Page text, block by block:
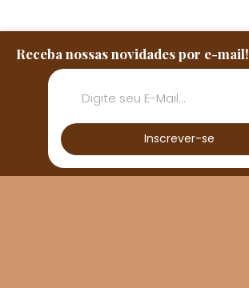
Receba nossas novidades por e-mail!
Inscrever-se